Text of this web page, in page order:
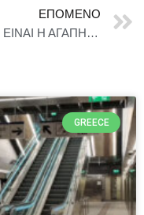
ΕΠΌΜΕΝΟ
ΑΥΤΟ ΕΙΝΑΙ Η ΑΓΑΠΗ: ΜΑΡΙΑ ΚΟΥΤΣΟΥΡΛΗ ΚΑΙ IVY ROBINS
GREECE